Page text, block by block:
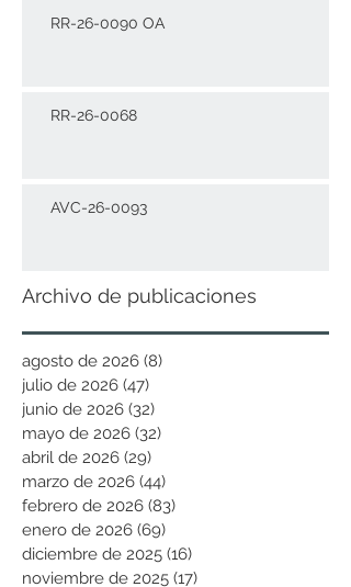
RR-26-0090 OA
RR-26-0068
AVC-26-0093
Archivo de publicaciones
agosto de 2026 (8)
julio de 2026 (47)
junio de 2026 (32)
mayo de 2026 (32)
abril de 2026 (29)
marzo de 2026 (44)
febrero de 2026 (83)
enero de 2026 (69)
diciembre de 2025 (16)
noviembre de 2025 (17)